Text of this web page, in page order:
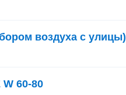
воздуха с улицы)
W 60-80